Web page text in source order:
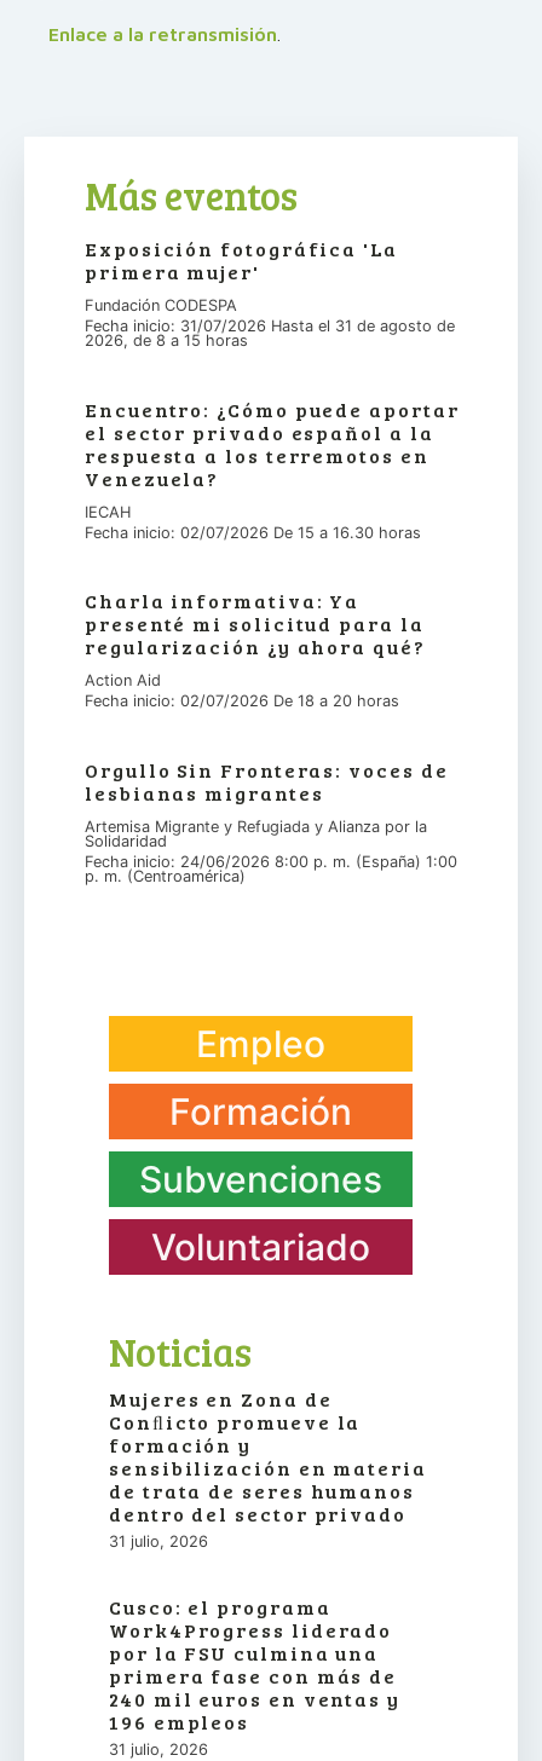
Enlace a la retransmisión
Más eventos
Exposición fotográfica 'La
primera mujer'
Fundación CODESPA
Fecha inicio: 31/07/2026 Hasta el 31 de agosto de
2026, de 8 a 15 horas
Encuentro: ¿Cómo puede aportar
el sector privado español a la
respuesta a los terremotos en
Venezuela?
IECAH
Fecha inicio: 02/07/2026 De 15 a 16.30 horas
Charla informativa: Ya
presenté mi solicitud para la
regularización ¿y ahora qué?
Action Aid
Fecha inicio: 02/07/2026 De 18 a 20 horas
Orgullo Sin Fronteras: voces de
lesbianas migrantes
Artemisa Migrante y Refugiada y Alianza por la
Solidaridad
Fecha inicio: 24/06/2026 8:00 p. m. (España) 1:00
p. m. (Centroamérica)
Empleo
Formación
Subvenciones
Voluntariado
Noticias
Mujeres en Zona de
Conﬂicto promueve la
formación y
sensibilización en materia
de trata de seres humanos
dentro del sector privado
31 julio, 2026
Cusco: el programa
Work4Progress liderado
por la FSU culmina una
primera fase con más de
240 mil euros en ventas y
196 empleos
31 julio, 2026